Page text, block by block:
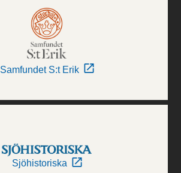
Samfundet S:t Erik
Sjöhistoriska